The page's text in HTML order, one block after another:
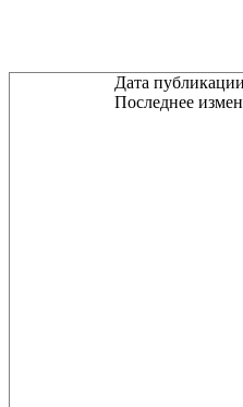
Дата
Последнее